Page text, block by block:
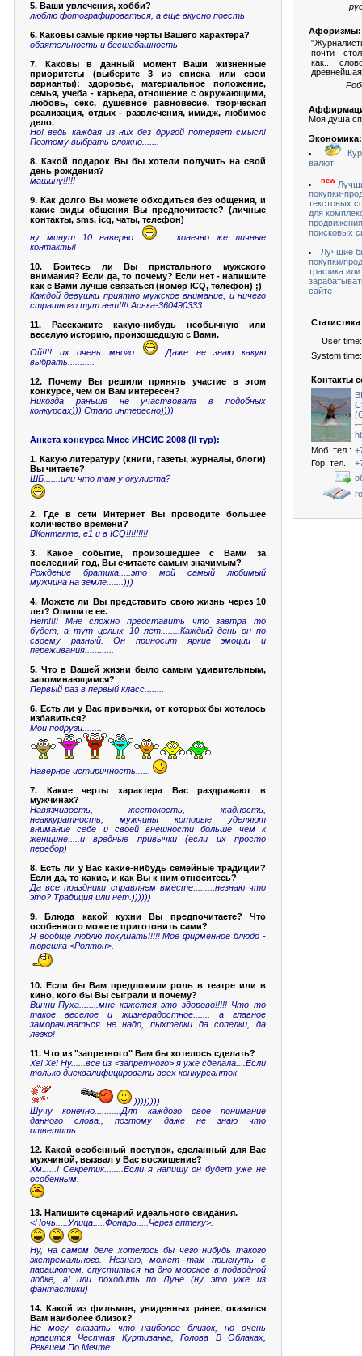
5. Ваши увлечения, хобби?
люблю фотографироваться, а еще вкусно поесть
6. Каковы самые яркие черты Вашего характера?
обаятельность и бесшабашность
7. Каковы в данный момент Ваши жизненные
приоритеты (выберите 3 из списка или свои
варианты): здоровье, материальное положение,
семья, учеба - карьера, отношение с окружающими,
любовь, секс, душевное равновесие, творческая
реализация, отдых - развлечения, имидж, любимое
дело.
Но! ведь каждая из них без другой потеряет смысл!
Поэтому выбрать сложно.......
8. Какой подарок Вы бы хотели получить на свой
день рождения?
машину!!!!!
9. Как долго Вы можете обходиться без общения, и
какие виды общения Вы предпочитаете? (личные
контакты, sms, icq, чаты, телефон)
ну минут 10 наверно
.....конечно же личные
контакты!
10. Боитесь ли Вы пристального мужского
внимания? Если да, то почему? Если нет - напишите
как с Вами лучше связаться (номер ICQ, телефон) ;)
Каждой девушки приятно мужское внимание, и ничего
страшного тут нет!!!! Аська-360490333
11. Расскажите какую-нибудь необычную или
веселую историю, произошедшую с Вами.
Ой!!!! их очень много
Даже не знаю какую
выбрать...........
12. Почему Вы решили принять участие в этом
конкурсе, чем он Вам интересен?
Никогда раньше не участвовала в подобных
конкурсах))) Стало интересно))))
Анкета конкурса Мисс ИНСИС 2008 (II тур):
1. Какую литературу (книги, газеты, журналы, блоги)
Вы читаете?
ШБ.......или что там у окулиста?
2. Где в сети Интернет Вы проводите большее
количество времени?
ВКонтакте, е1 и в ICQ!!!!!!!!!
3. Какое событие, произошедшее с Вами за
последний год, Вы считаете самым значимым?
Рождение братика.....это мой самый любимый
мужчина на земле.......)))
4. Можете ли Вы представить свою жизнь через 10
лет? Опишите ее.
Нет!!!! Мне сложно представить что завтра то
будет, а тут целых 10 лет........Каждый день он по
своему разный. Он приносит яркие эмоции и
переживания............
5. Что в Вашей жизни было самым удивительным,
запоминающимся?
Первый раз в первый класс........
6. Есть ли у Вас привычки, от которых бы хотелось
избавиться?
Мои подруги........
Наверное истиричность......
7. Какие черты характера Вас раздражают в
мужчинах?
Навязчивость, жестокость, жадность,
неаккуратность, мужчины которые уделяют
внимание себе и своей внешности больше чем к
женщине.....и вредные привычки (если их просто
перебор)
8. Есть ли у Вас какие-нибудь семейные традиции?
Если да, то какие, и как Вы к ним относитесь?
Да все праздники справляем вместе.........незнаю что
это? Традиция или нет.))))))
9. Блюда какой кухни Вы предпочитаете? Что
особенного можете приготовить сами?
Я вообще люблю покушать!!!!! Моё фирменное блюдо -
пюрешка <Ролтон>.
10. Если бы Вам предложили роль в театре или в
кино, кого бы Вы сыграли и почему?
Винни-Пуха........мне кажется это здорово!!!!! Что то
такое веселое и жизнерадостное....... а главное
заморачиваться не надо, пыхтелки да сопелки, да
легко!
11. Что из "запретного" Вам бы хотелось сделать?
Хе! Хе! Ну......все из <запретного> я уже сделала....Если
только дисквалифицировать всех конкурсанток
))))))))
Шучу конечно...........Для каждого свое понимание
данного слова., поэтому даже не знаю что
ответить........
12. Какой особенный поступок, сделанный для Вас
мужчиной, вызвал у Вас восхищение?
Хм......! Секретик........Если я напишу он будет уже не
особенным.
13. Напишите сценарий идеального свидания.
<Ночь.....Улица.....Фонарь.....Через аптеку>.
Ну, на самом деле хотелось бы чего нибудь такого
экстремального. Незнаю, может там прыгнуть с
парашютом, спуститься на дно морское в подводной
лодке, а! или походить по Луне (ну это уже из
фантастики)
14. Какой из фильмов, увиденных ранее, оказался
Вам наиболее близок?
Не могу сказать что наиболее близок, но очень
нравится Честная Куртизанка, Голова В Облаках,
Реквием По Мечте.........
Афоризмы:
почти
как...
Моя душа
Экономика:
валют
new
покупки-
текстовых
для
поисковых
Лучшие
покупки/
трафика или
сайте
User time:
System time:
Контакты
Моб. тел.:
Гор. тел.: